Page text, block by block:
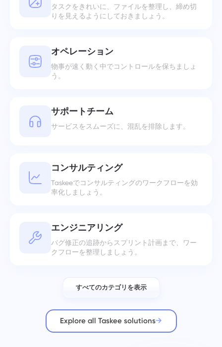
タスクをきれいに、ファイルを整理し、締め切
りを見えるようにしておきましょう。
オペレーション
物事が速く動く中でコントロールを保ちましょ
う。
サポートチーム
サービスをスムーズに、混乱を排除します。
コンサルティング
Taskeeでコンサルティングのワークフローを効
率化しましょう。
エンジニアリング
バグ修正の追跡からスプリント計画まで、ワー
クフローを整理しましょう。
すべてのカテゴリを表示
Explore all Taskee solutions